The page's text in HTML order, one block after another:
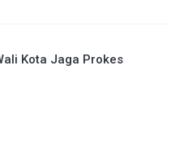
Kota Jaga Prokes